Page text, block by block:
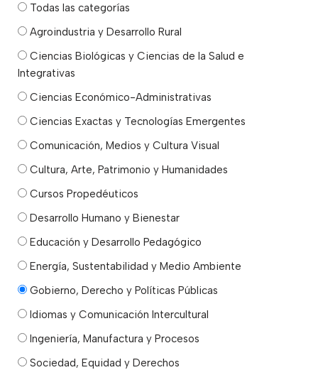
Todas las categorías
Agroindustria y Desarrollo Rural
Ciencias Biológicas y Ciencias de la Salud e
Integrativas
Ciencias Económico-Administrativas
Ciencias Exactas y Tecnologías Emergentes
Comunicación, Medios y Cultura Visual
Cultura, Arte, Patrimonio y Humanidades
Cursos Propedéuticos
Desarrollo Humano y Bienestar
Educación y Desarrollo Pedagógico
Energía, Sustentabilidad y Medio Ambiente
Gobierno, Derecho y Políticas Públicas
Idiomas y Comunicación Intercultural
Ingeniería, Manufactura y Procesos
Sociedad, Equidad y Derechos